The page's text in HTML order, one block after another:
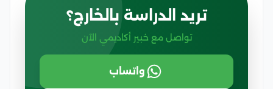
تريد الدراسة بالخارج؟
تواصل مع خبير أكاديمي الآن
واتساب